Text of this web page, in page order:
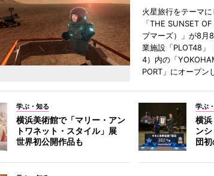
火星旅行をテーマ
「THE SUNSET
ブマーズ）」が8月
業施設「PLOT48」
4）内の「
PORT」にオープン
学ぶ・知る
横浜美術館で「マリー・アン
トワネット・スタイル」展
世界初公開作品も
学ぶ
横
ン
団